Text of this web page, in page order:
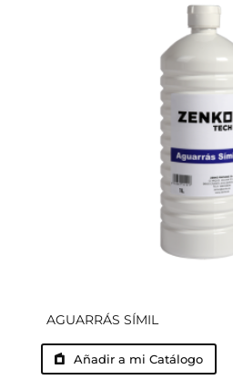
AGUARRÁS SÍMIL
Añadir a mi Catálogo